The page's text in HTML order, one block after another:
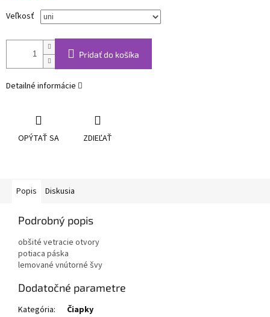
Veľkosť
Pridať do košíka
Detailné informácie
OPÝTAŤ SA ZDIEĽAŤ
Popis Diskusia
Podrobný popis
obšité vetracie otvory
potiaca páska
lemované vnútorné švy
Dodatočné parametre
Kategória:
Čiapky